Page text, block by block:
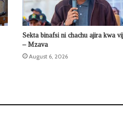
Sekta binafsi ni chachu ajira kwa
– Mzava
August 6, 2026